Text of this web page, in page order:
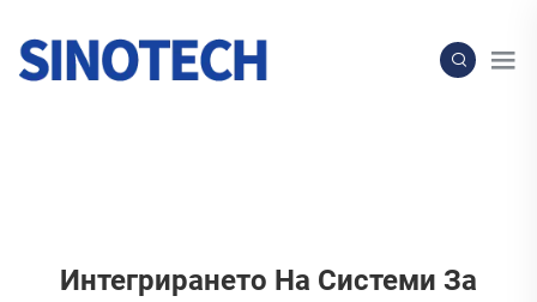
Интегрирането На Системи За